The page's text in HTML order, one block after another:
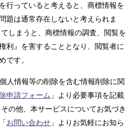
行っていると考えると、商標情報を
題は通常存在しないと考えられま
しまうと、商標情報の調査、閲覧を
利』を害することとなり、閲覧者に
です。
人情報等の削除を含む情報削除に関
申請フォーム 」より必要事項を記載
の他、本サービスについてお気づき
お問い合わせ 」よりお気軽にお知ら